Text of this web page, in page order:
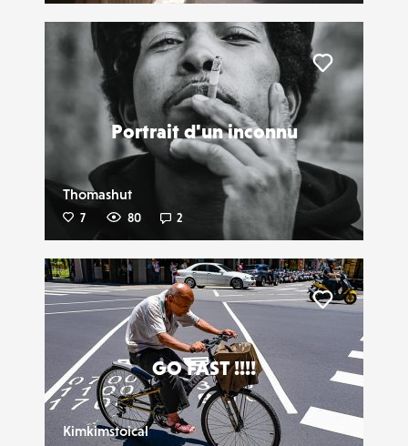
Portrait d'un inconnu
Thomashut
7 80 2
Liker
GO FAST !!!!
Kimkimstoical
Liker